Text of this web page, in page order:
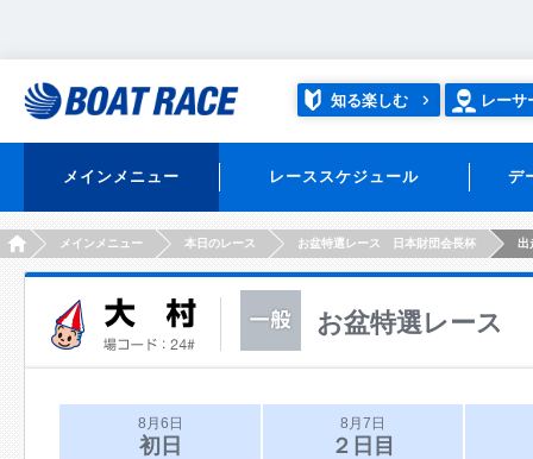
知る楽しむ レーサ
メインメニュー レーススケジュール デ
HOMEメインメニュー 本日のレース お盆特選レース 日本財団会長杯 出
お盆特選レース
8月6日
初日
8月7日
２日目